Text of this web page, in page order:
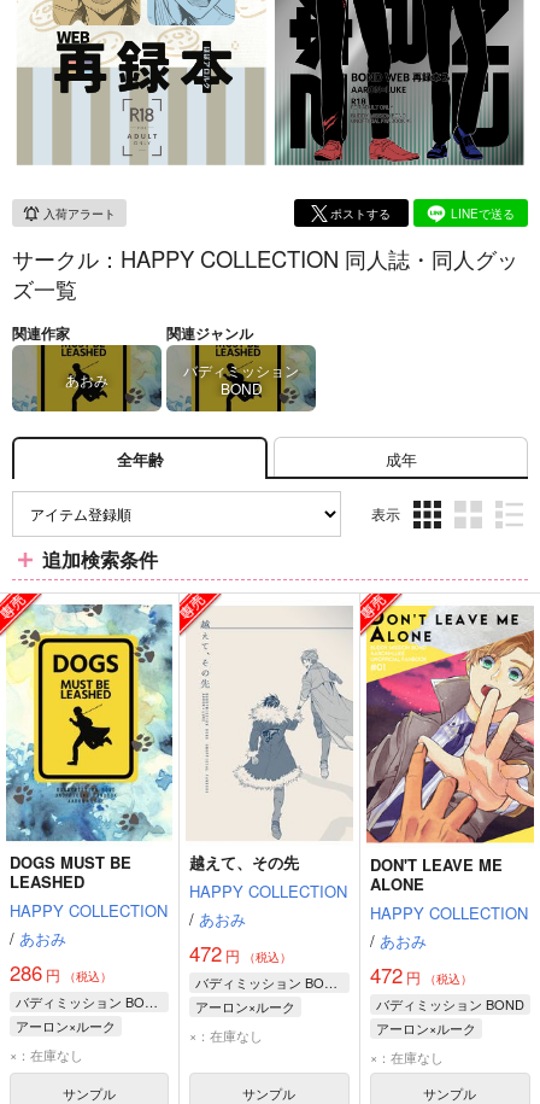
入荷アラート ポストする LINEで送る
サークル：HAPPY COLLECTION 同人誌・同人グッ
ズ一覧
関連作家
あおみ
関連ジャンル
バディミッション
BOND
全年齢 成年
表示
ム
表
示
ム
表
示
ム
表
示
追加検索条件
DOGS MUST BE
LEASHED
HAPPY COLLECTION
/ あおみ
286 円 （税込）
バディミッション BOND
アーロン×ルーク
アーロン
ルーク・ウィリアムズ
×：在庫なし
サンプル
越えて、その先
HAPPY COLLECTION
/ あおみ
472 円 （税込）
バディミッション BOND
アーロン×ルーク
アーロン
×：在庫なし
サンプル
DON'T LEAVE ME
ALONE
HAPPY COLLECTION
/ あおみ
472円 （税込）
バディミッション BOND
アーロン×ルーク
ルーク・ウィリアムズ
アーロン
×：在庫なし
サンプル